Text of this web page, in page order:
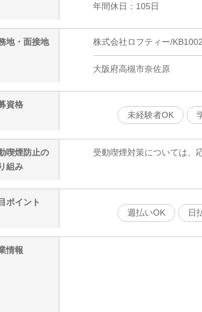
年間休日：105日
地・面接地 株式会社ロフティー/
大阪府高槻市奈佐原
資格
未経験者OK
喫煙防止の
組み
受動喫煙対策については、
ポイント
週払いOK
日
情報